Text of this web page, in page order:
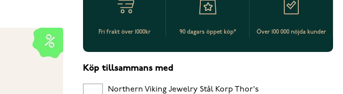
Fri frakt över 1000kr 90 dagars öppet köp* Över 100 000 nöjda kunder
Köp tillsammans med
Northern Viking Jewelry Stål Korp Thor's